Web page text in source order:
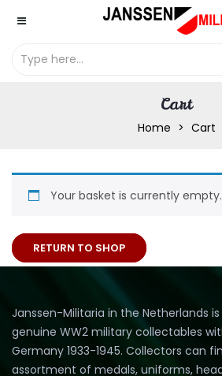
Cart
Home Cart
Your basket is currently empty.
RETURN TO SHOP
Janssen-Militaria in the Netherlands
genuine WW2 military collectables
Germany 1933-1945. Collectors can
assortment of medals, uniforms,